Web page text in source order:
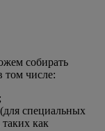
собирать
числе:
специальных
как